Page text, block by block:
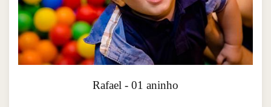
Rafael - 01 aninho